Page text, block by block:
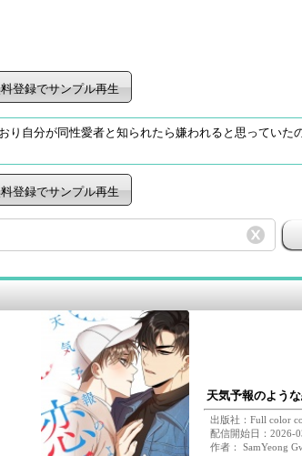
登録でサンプル再生
自分が同性愛者と知られたら嫌われると思っていた
登録でサンプル再生
天気予報のよう
出版社：Full color
配信開始日：2026-
作者： SamYeong